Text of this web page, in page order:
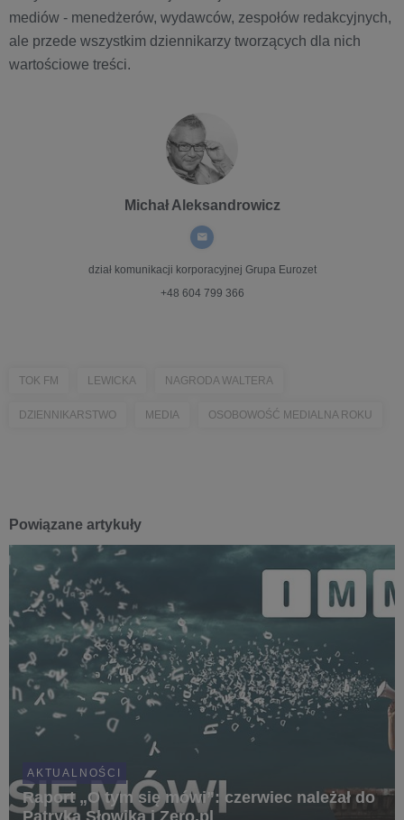
mediów - menedżerów, wydawców, zespołów redakcyjnych,
ale przede wszystkim dziennikarzy tworzących dla nich
wartościowe treści.
Michał Aleksandrowicz
dział komunikacji korporacyjnej Grupa Eurozet
+48 604 799 366
TOK FM LEWICKA NAGRODA WALTERA
DZIENNIKARSTWO MEDIA OSOBOWOŚĆ MEDIALNA ROKU
Powiązane artykuły
AKTUALNOŚCI
Raport „O tym się mówi”: czerwiec należał do
Patryka Słowika i Zero.pl